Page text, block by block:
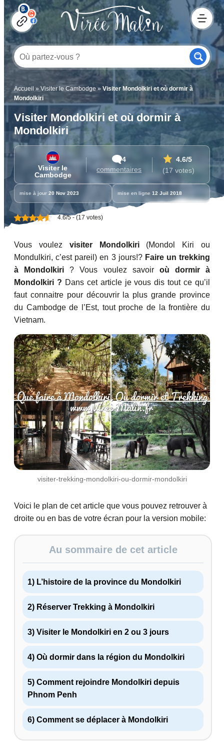
Accueil »Visiter le Cambodge» Visiter Mondolkiri et où dormir à
Mondolkiri
Visiter Mondolkiri et où dormir à
Mondolkiri
Visiter le
Cambodge
4
commentaires
4.6/5
(17 votes)
mise à jour 20 Nov 2023 mise en ligne 12 Juil 2018
4.6/5 - (17 votes)
Vous voulez visiter Mondolkiri(Mondol Kiri ou
Mondulkiri, c’est pareil) en 3 jours!? Faire un trekking
à Mondolkiri ? Vous voulez savoir où dormir à
Mondolkiri ? Dans cet article je vous dis tout ce qu’il
faut connaitre pour découvrir la plus grande province
du Cambodge de l’Est, tout proche de la frontière du
Vietnam.
visiter-trekking-mondolkiri-ou-dormir-mondolkiri
Voici le plan de cet article que vous pouvez retrouver à
droite ou en bas de votre écran pour la version mobile:
Au sommaire de cet article
1) L’histoire de la province du Mondolkiri
2) Réserver Trekking à Mondolkiri
3) Visiter le Mondolkiri en 2 ou 3 jours
4) Où dormir dans la région du Mondolkiri
5) Comment rejoindre Mondolkiri depuis
Phnom Penh
6) Comment se déplacer à Mondolkiri